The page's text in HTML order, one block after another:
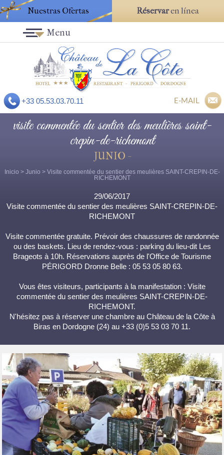
Nuestras Ofertas Réservaren línea
+33 05.53.03.70.11 E-MAIL
Menu
visite commentée du sentier des meulières saint-
crepin-de-richemont
JUNIO -
Inicio > Junio > Visite commentée du sentier des meulières SAINT-CREPIN-DE-
RICHEMONT
29/06/2017
Visite commentée du sentier des meulières SAINT-CREPIN-DE-
RICHEMONT
Visite commentée gratuite. Prévoir des chaussures de randonnée
ou des baskets. Lieu de rendez-vous : parking du lieu-dit Les
Brageots à 10h. Réservations auprès de l'Office de Tourisme
PÉRIGORD Dronne Belle : 05 53 05 80 63.
Vous êtes visiteurs, participants à la manifestation : Visite
commentée du sentier des meulières SAINT-CREPIN-DE-
RICHEMONT.
N'hésitez pas à réserver une chambre au Château de la Côte à
Biras en Dordogne (24) au +33 (0)5 53 03 70 11.